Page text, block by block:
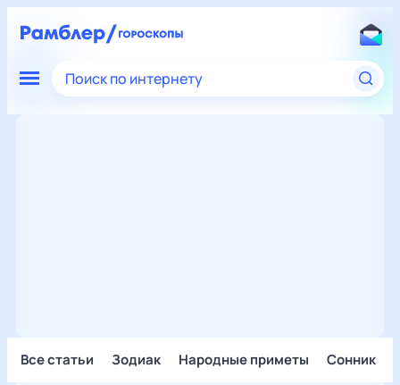
Поиск по интернету
Все статьи Зодиак Народные приметы Сонник